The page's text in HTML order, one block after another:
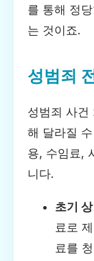
를 통해 정
는 것이죠.
성범죄
성범죄 사건
해 달라질
용, 수임료,
니다.
초기
료로
료를